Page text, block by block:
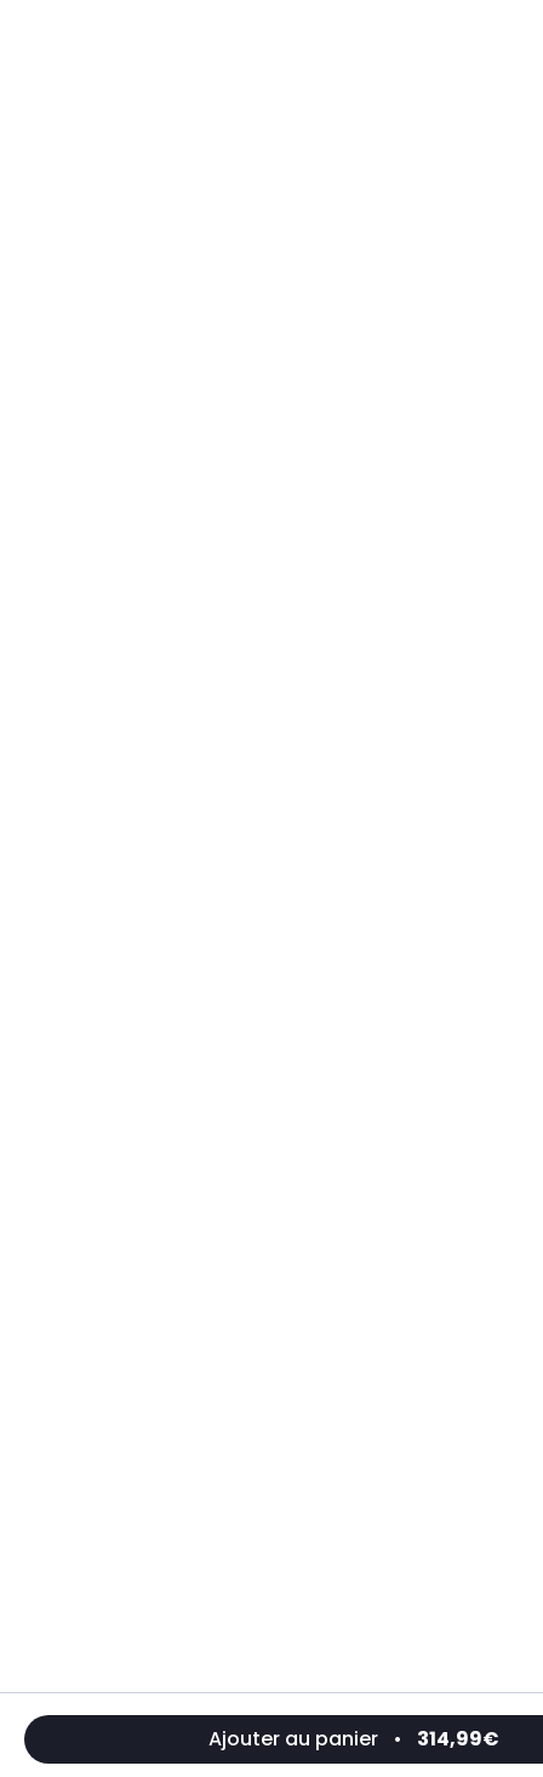
Ajouter au panier • 314,99€